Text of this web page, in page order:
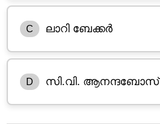
C ലാറി ബേക്കർ
D സി.വി. ആനന്ദബോസ്